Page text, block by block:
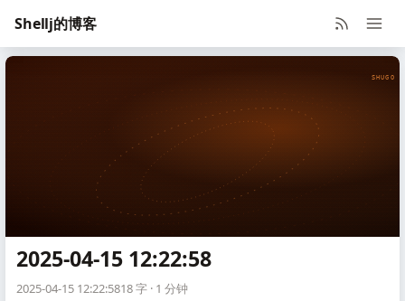
Shellj的博客
SHUGO
2025-04-15 12:22:58
2025-04-15 12:22:5818 字 · 1 分钟